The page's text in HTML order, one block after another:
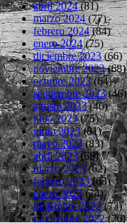
abril 2024(81)
marzo 2024(77)
febrero 2024(84)
enero 2024(75)
diciembre 2023(66)
noviembre 2023(68)
octubre 2023(64)
septiembre 2023(46)
agosto 2023(46)
julio 2023(75)
junio 2023(81)
mayo 2023(83)
abril 2023(66)
marzo 2023(62)
febrero 2023(63)
enero 2023(74)
diciembre 2022(73)
noviembre 2022(76)